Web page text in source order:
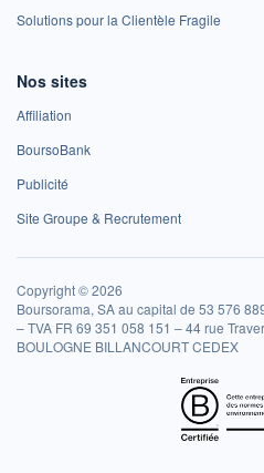
Solutions pour la Clientèle Fragile
Nos sites
Affiliation
BoursoBank
Publicité
Site Groupe & Recrutement
Copyright © 2026
Boursorama, SA au capital de 53 576
– TVA FR 69 351 058 151 – 44 rue
BOULOGNE BILLANCOURT CEDEX